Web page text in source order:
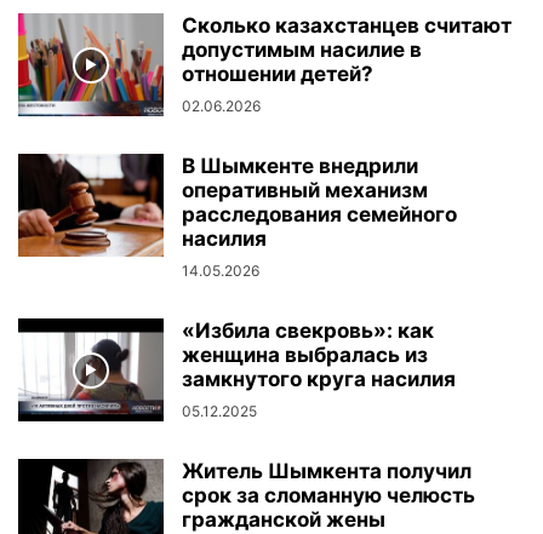
Сколько казахстанцев считают
допустимым насилие в
отношении детей?
02.06.2026
В Шымкенте внедрили
оперативный механизм
расследования семейного
насилия
14.05.2026
«Избила свекровь»: как
женщина выбралась из
замкнутого круга насилия
05.12.2025
Житель Шымкента получил
срок за сломанную челюсть
гражданской жены